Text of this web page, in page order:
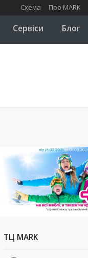
Схема Про MARK
Сервіси Блог
ТЦ MARK